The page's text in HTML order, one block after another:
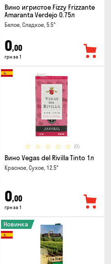
Вино игристое Fizzy Frizzante
Amaranta Verdejo 0.75л
Белое, Сладкое, 5.5°
0,00
грн за 1
(0)
Вино Vegas del Rivilla Tinto 1л
Красное, Сухое, 12.5°
0,00
грн за 1
Новинка